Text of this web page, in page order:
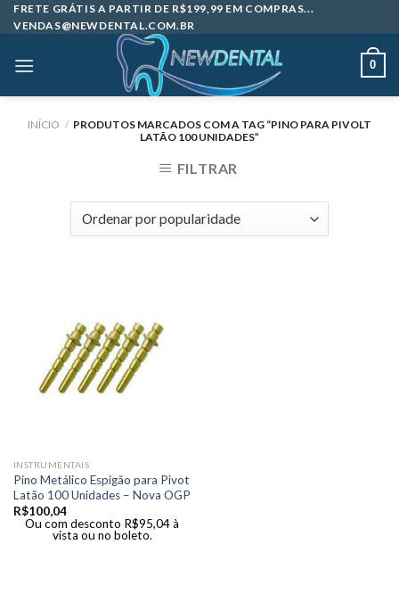
Skip
to
FRETE GRÁTIS A PARTIR DE R$199,99 EM COMPRAS...
VENDAS@NEWDENTAL.COM.BR
0
INÍCIO / PRODUTOS MARCADOS COM A TAG “PINO PARA PIVOLT
LATÃO 100 UNIDADES”
FILTRAR
INSTRUMENTAIS
Pino Metálico Espigão para Pivot
Latão 100 Unidades – Nova OGP
R$100,04
Ou com desconto R$95,04à
vista ou no boleto.